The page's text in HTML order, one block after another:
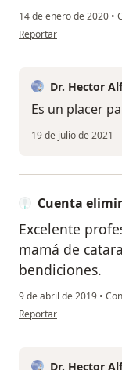
14 de enero de 2020 •
en opinión del usuario
Reportar
Dr. Hector
Es un placer
19 de julio de 2021
Cuenta
Excelente
mamá de
bendiciones.
9 de abril de 2019 •
en opinión del usuario
Reportar
Dr. Hector